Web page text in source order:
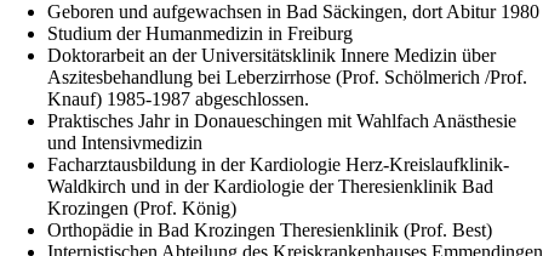
Geboren und aufgewachsen in Bad Säckingen, dort Abitur 1980
Studium der Humanmedizin in Freiburg
Doktorarbeit an der Universitätsklinik Innere Medizin über
Aszitesbehandlung bei Leberzirrhose (Prof. Schölmerich /Prof.
Knauf) 1985-1987 abgeschlossen.
Praktisches Jahr in Donaueschingen mit Wahlfach Anästhesie
und Intensivmedizin
Facharztausbildung in der Kardiologie Herz-Kreislaufklinik-
Waldkirch und in der Kardiologie der Theresienklinik Bad
Krozingen (Prof. König)
Orthopädie in Bad Krozingen Theresienklinik (Prof. Best)